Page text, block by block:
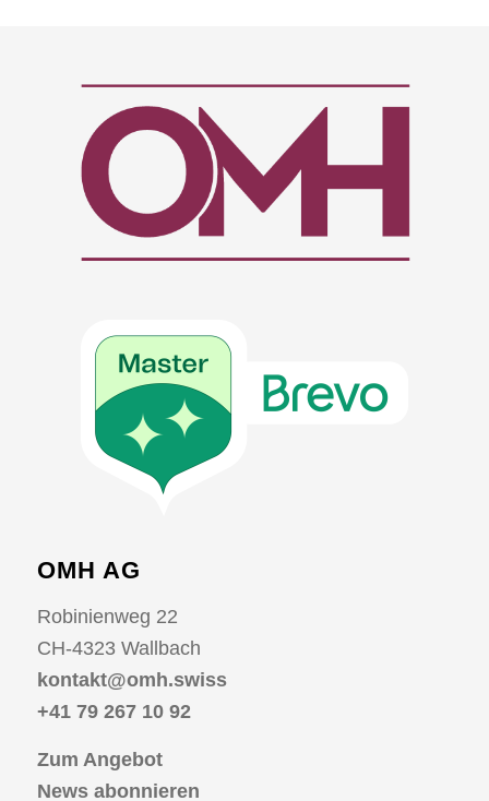
OMH AG
Robinienweg 22
CH-4323 Wallbach
kontakt@omh.swiss
+41 79 267 10 92
Zum Angebot
News abonnieren